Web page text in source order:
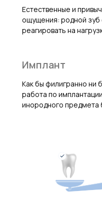
Имплант
Естественные и
ощущения: родной зуб
реагировать на
Как бы филигранно ни
работа по
инородного предмета